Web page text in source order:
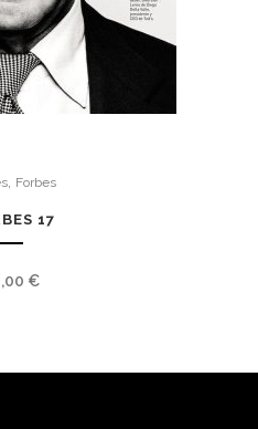
, Forbes
17
€